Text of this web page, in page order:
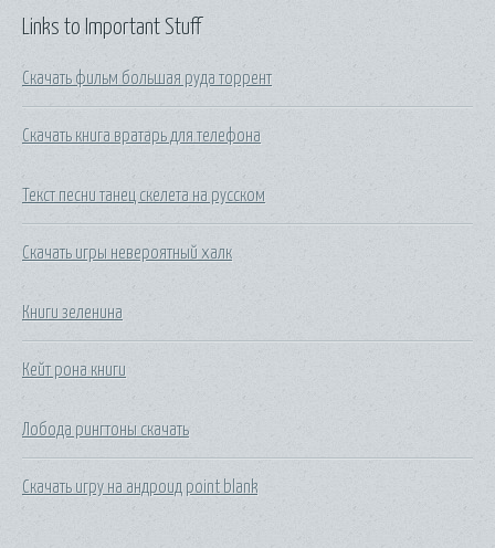
Links to Important Stuff
Скачать фильм большая руда торрент
Скачать книга вратарь для телефона
Текст песни танец скелета на русском
Скачать игры невероятный халк
Книги зеленина
Кейт рона книги
Лобода рингтоны скачать
Скачать игру на андроид point blank